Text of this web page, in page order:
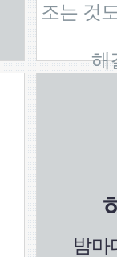
조는 것
해
밤마